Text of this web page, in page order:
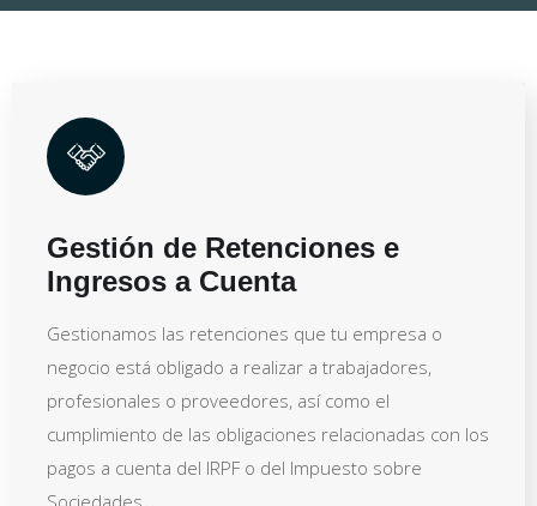
Gestión de Retenciones e
Ingresos a Cuenta
Gestionamos las retenciones que tu empresa o
negocio está obligado a realizar a trabajadores,
profesionales o proveedores, así como el
cumplimiento de las obligaciones relacionadas con los
pagos a cuenta del IRPF o del Impuesto sobre
Sociedades.